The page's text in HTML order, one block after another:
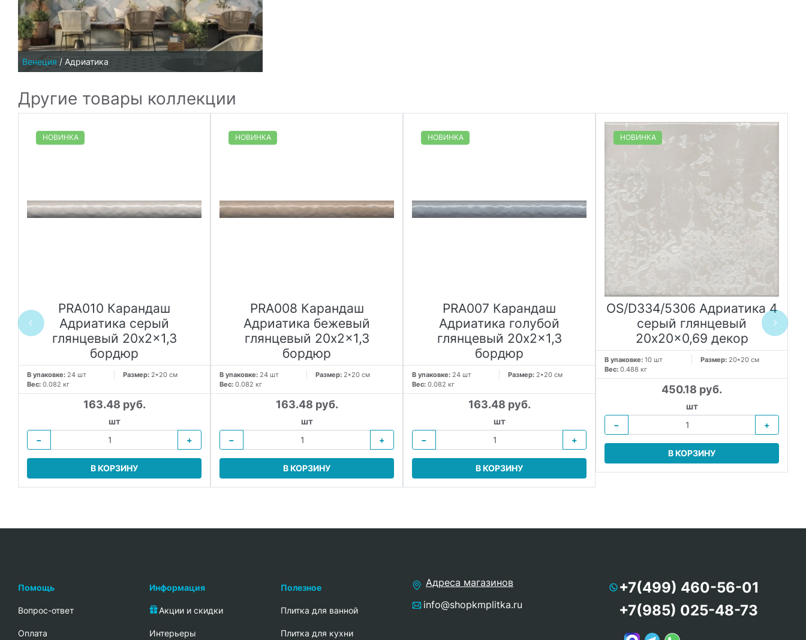
Венеция / Адриатика
Другие товары коллекции
НОВИНКА
PRA010 Карандаш
Адриатика серый
глянцевый 20x2x1,3
бордюр
В упаковке: 24 шт Размер: 2*20 см
Вес: 0.082 кг
163.48 руб.
шт
−
+
В КОРЗИНУ
НОВИНКА
PRA008 Карандаш
Адриатика бежевый
глянцевый 20x2x1,3
бордюр
В упаковке: 24 шт Размер: 2*20 см
Вес: 0.082 кг
163.48 руб.
шт
−
+
В КОРЗИНУ
НОВИНКА
PRA007 Карандаш
Адриатика голубой
глянцевый 20x2x1,3
бордюр
В упаковке: 24 шт Размер: 2*20 см
Вес: 0.082 кг
163.48 руб.
шт
−
+
В КОРЗИНУ
НОВИНКА
OS/D334/5306 Адриатика 4
серый глянцевый
20x20x0,69 декор
В упаковке: 10 шт Размер: 20*20 см
Вес: 0.488 кг
450.18 руб.
шт
−
+
В КОРЗИНУ
Помощь
Вопрос-ответ
Oплата
Информация
Акции и скидки
Интерьеры
Полезное
Плитка для ванной
Плитка для кухни
Адреса магазинов
info@shopkmplitka.ru
+7(499) 460-56-01
+7(985) 025-48-73